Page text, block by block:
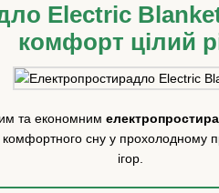
Electric
комфорт цілий
та економним
сну у прохолодному
ігор.